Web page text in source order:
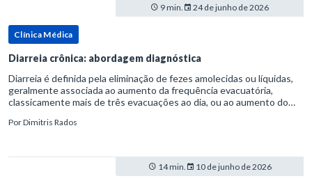
9 min. 24 de junho de 2026
Clínica Médica
Diarreia crônica: abordagem diagnóstica
Diarreia é definida pela eliminação de fezes amolecidas ou líquidas,
geralmente associada ao aumento da frequência evacuatória,
classicamente mais de três evacuações ao dia, ou ao aumento do
PorDimitris Rados
14 min. 10 de junho de 2026